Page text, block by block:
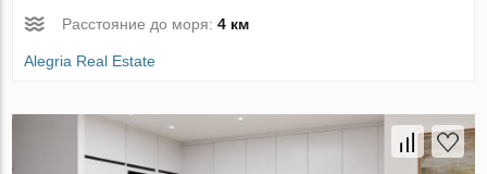
Расстояние до моря:4 км
Alegria Real Estate